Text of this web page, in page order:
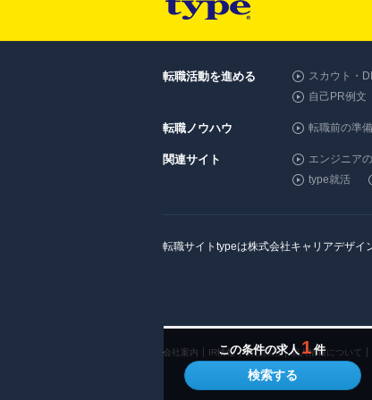
この条件の求人 1件
検索する
転職活動を進める スカウト・
自己PR例文
転職ノウハウ 転職前の準備
関連サイト エンジニア
type就活
転職サイトtypeは株式会社キャリアデザイ
会社案内 IR情報 自社採用 個人情報について